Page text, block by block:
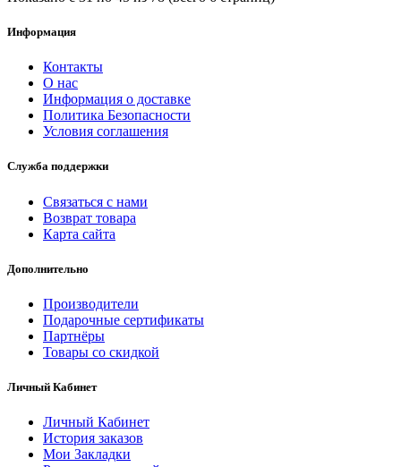
Информация
Контакты
О нас
Информация о доставке
Политика Безопасности
Условия соглашения
Служба поддержки
Связаться с нами
Возврат товара
Карта сайта
Дополнительно
Производители
Подарочные сертификаты
Партнёры
Товары со скидкой
Личный Кабинет
Личный Кабинет
История заказов
Мои Закладки